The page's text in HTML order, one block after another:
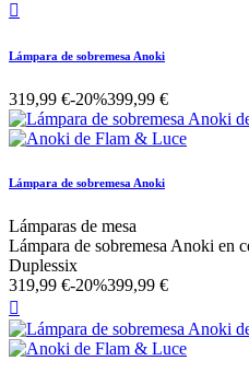

Lámpara de sobremesa Anoki
319,99 €-20%399,99 €
Lámpara de sobremesa Anoki
Lámparas de mesa
Lámpara de sobremesa Anoki en
Duplessix
319,99 €-20%399,99 €
